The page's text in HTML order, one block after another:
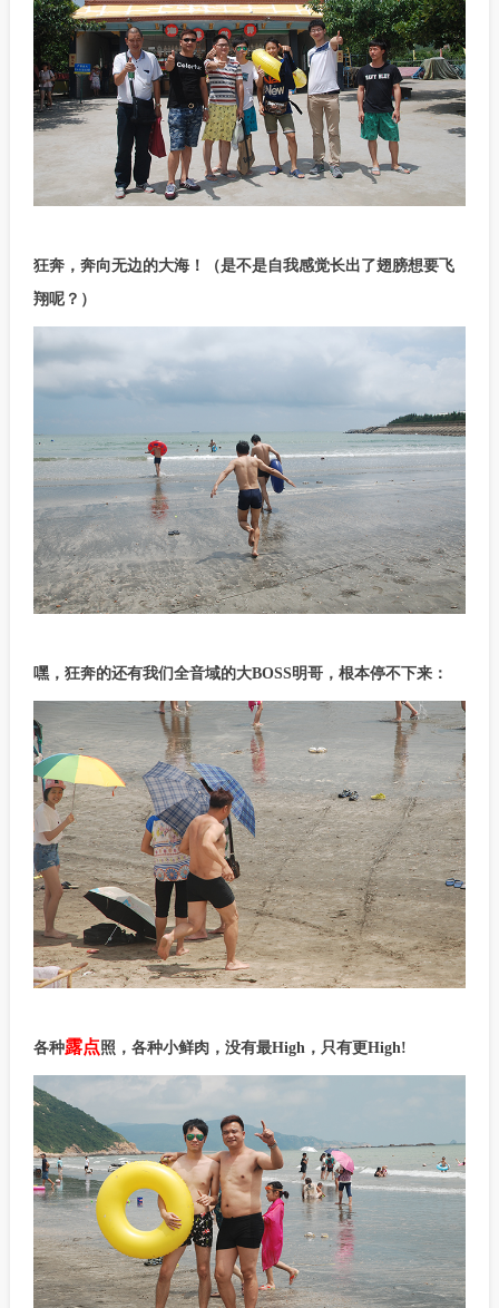
狂奔，奔向无边的大海！（是不是自我感觉长出了翅膀想要飞
翔呢？）
嘿，狂奔的还有我们全音域的大BOSS明哥，根本停不下来：
各种露点照，各种小鲜肉，没有最High，只有更High!